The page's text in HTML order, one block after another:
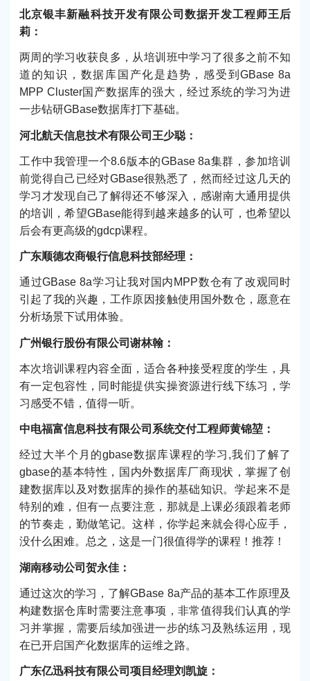
北京银丰新融科技开发有限公司数据开发工程师王后
莉：
两周的学习收获良多，从培训班中学习了很多之前不知
道的知识，数据库国产化是趋势，感受到GBase 8a
MPP Cluster国产数据库的强大，经过系统的学习为进
一步钻研GBase数据库打下基础。
河北航天信息技术有限公司王少聪：
工作中我管理一个8.6版本的GBase 8a集群，参加培训
前觉得自己已经对GBase很熟悉了，然而经过这几天的
学习才发现自己了解得还不够深入，感谢南大通用提供
的培训，希望GBase能得到越来越多的认可，也希望以
后会有更高级的gdcp课程。
广东顺德农商银行信息科技部经理：
通过GBase 8a学习让我对国内MPP数仓有了改观同时
引起了我的兴趣，工作原因接触使用国外数仓，愿意在
分析场景下试用体验。
广州银行股份有限公司谢林翰：
本次培训课程内容全面，适合各种接受程度的学生，具
有一定包容性，同时能提供实操资源进行线下练习，学
习感受不错，值得一听。
中电福富信息科技有限公司系统交付工程师黄锦堃：
经过大半个月的gbase数据库课程的学习,我们了解了
gbase的基本特性，国内外数据库厂商现状，掌握了创
建数据库以及对数据库的操作的基础知识。学起来不是
特别的难，但有一点要注意，那就是上课必须跟着老师
的节奏走，勤做笔记。这样，你学起来就会得心应手，
没什么困难。总之，这是一门很值得学的课程！推荐！
湖南移动公司贺永佳：
通过这次的学习，了解GBase 8a产品的基本工作原理及
构建数据仓库时需要注意事项，非常值得我们认真的学
习并掌握，需要后续加强进一步的练习及熟练运用，现
在已开启国产化数据库的运维之路。
广东亿迅科技有限公司项目经理刘凯旋：